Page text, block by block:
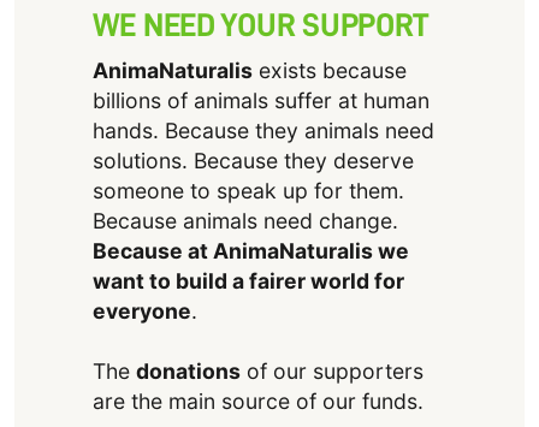
WE NEED YOUR SUPPORT
AnimaNaturalisexists because
billions of animals suffer at human
hands. Because they animals need
solutions. Because they deserve
someone to speak up for them.
Because animals need change.
Because at AnimaNaturalis we
want to build a fairer world for
everyone.
The donationsof our supporters
are the main source of our funds.